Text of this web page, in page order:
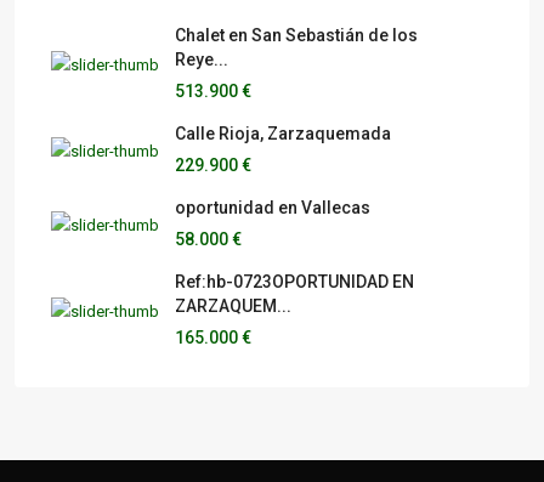
Chalet en San Sebastián de los
Reye...
513.900 €
Calle Rioja, Zarzaquemada
229.900 €
oportunidad en Vallecas
58.000 €
Ref:hb-0723OPORTUNIDAD EN
ZARZAQUEM...
165.000 €